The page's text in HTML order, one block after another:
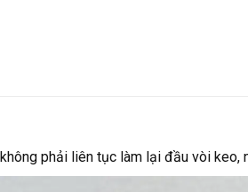
phải liên tục làm lại đầu vòi keo,